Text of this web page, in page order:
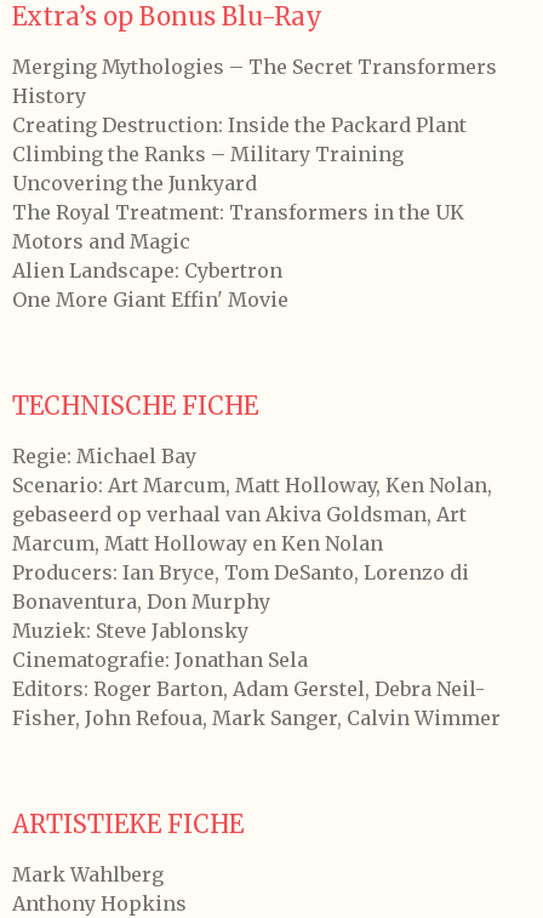
Extra’s op Bonus Blu-Ray
Merging Mythologies – The Secret Transformers
History
Creating Destruction: Inside the Packard Plant
Climbing the Ranks – Military Training
Uncovering the Junkyard
The Royal Treatment: Transformers in the UK
Motors and Magic
Alien Landscape: Cybertron
One More Giant Effin' Movie
TECHNISCHE FICHE
Regie: Michael Bay
Scenario: Art Marcum, Matt Holloway, Ken Nolan,
gebaseerd op verhaal van Akiva Goldsman, Art
Marcum, Matt Holloway en Ken Nolan
Producers: Ian Bryce, Tom DeSanto, Lorenzo di
Bonaventura, Don Murphy
Muziek: Steve Jablonsky
Cinematografie: Jonathan Sela
Editors: Roger Barton, Adam Gerstel, Debra Neil-
Fisher, John Refoua, Mark Sanger, Calvin Wimmer
ARTISTIEKE FICHE
Mark Wahlberg
Anthony Hopkins